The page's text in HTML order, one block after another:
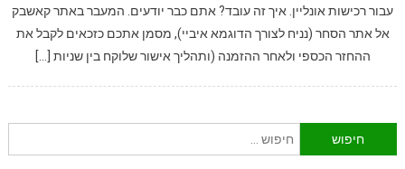
עבור רכישות אונליין. איך זה עובד? אתם כבר יודעים. המעבר באתר קאשבק
אל אתר הסחר (נניח לצורך הדוגמא איביי), מסמן אתכם כזכאים לקבל את
ההחזר הכספי ולאחר ההזמנה (ותהליך אישור שלוקח בין שניות […]